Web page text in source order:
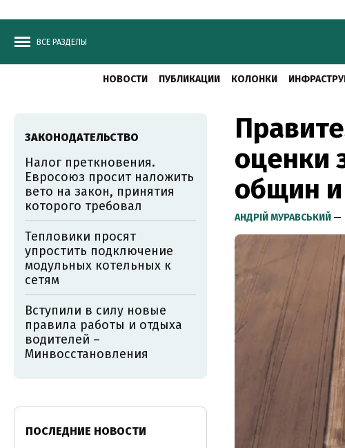
ВСЕ РАЗДЕЛЫ
НОВОСТИ ПУБЛИКАЦИИ КОЛОНКИ
оценки
общин
АНДРІЙ МУРАВСЬКИЙ —
ЗАКОНОДАТЕЛЬСТВО
Налог преткновения.
Евросоюз просит наложить
вето на закон, принятия
которого требовал
Тепловики просят
упростить подключение
модульных котельных к
сетям
Вступили в силу новые
правила работы и отдыха
водителей –
Минвосстановления
ПОСЛЕДНИЕ НОВОСТИ